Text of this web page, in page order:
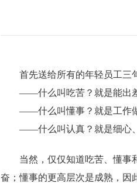
首先送给所有的年轻员工三
——什么叫吃苦？就是能出
——什么叫懂事？就是工作
——什么叫认真？就是细心
当然，仅仅知道吃苦、懂事
奋；懂事的更高层次是成熟，因